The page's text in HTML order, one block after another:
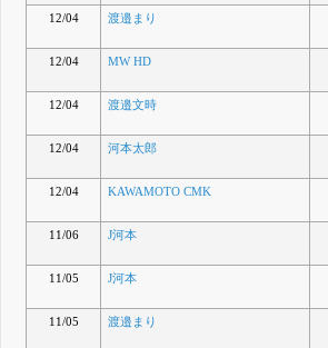
12/04 渡邉まり
12/04 MW HD
12/04 渡邉文時
12/04 河本太郎
12/04 KAWAMOTO CMK
11/06 J河本
11/05 J河本
11/05 渡邉まり